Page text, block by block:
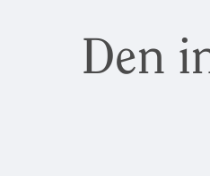
Den